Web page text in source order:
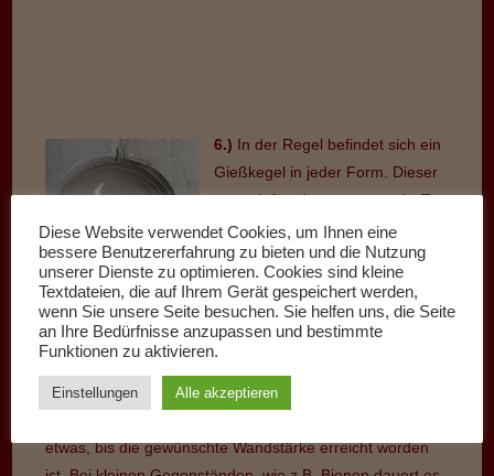
6.) In der Regel befindet sich ein
Gießkegel in jeder Form. Dieser
sorgt dafür, dass etwas mehr Ton
eingefüllt werden kann, als für
das eigentliche Stück benötigt
wird. Wir füllen bei großen
Stücken, während wir auf die
Trocknung des Stückes warten,
auf. Auch kann man an diesem Kegel erkennen, wie dick
etwas, bis die gewünschte Wandstärke erreicht worden
Diese Website verwendet Cookies, um Ihnen eine
bessere Benutzererfahrung zu bieten und die Nutzung
unserer Dienste zu optimieren. Cookies sind kleine
Textdateien, die auf Ihrem Gerät gespeichert werden,
wenn Sie unsere Seite besuchen. Sie helfen uns, die Seite
an Ihre Bedürfnisse anzupassen und bestimmte
Funktionen zu aktivieren.
Einstellungen Alle akzeptieren